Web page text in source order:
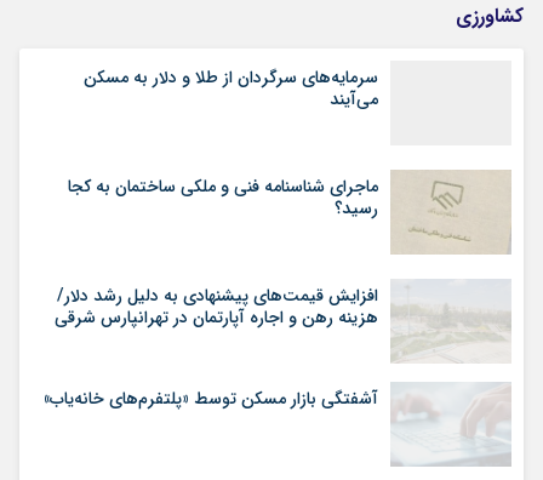
کشاورزی
سرمایه‌های سرگردان از طلا و دلار به مسکن
می‌آیند
ماجرای شناسنامه‌ فنی و ملکی ساختمان به کجا
رسید؟
افزایش قیمت‌های پیشنهادی به دلیل رشد دلار/
هزینه رهن و اجاره آپارتمان در تهرانپارس شرقی
آشفتگی بازار مسکن توسط «پلتفرم‌های خانه‌یاب»